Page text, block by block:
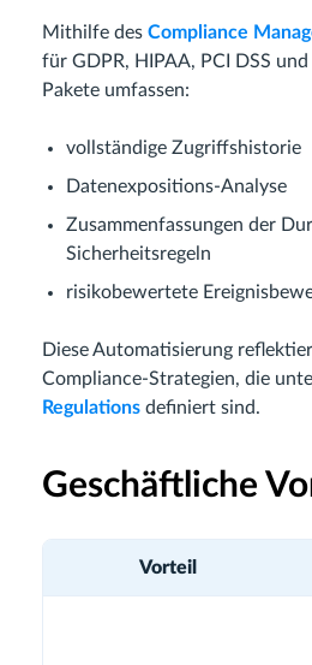
Mithilfe des Compliance
für GDPR, HIPAA, PCI DSS
Pakete umfassen:
vollständige Zugriffshistorie
Datenexpositions-Analyse
Zusammenfassungen der
Sicherheitsregeln
risikobewertete
Diese Automatisierung
Compliance-Strategien, die
Regulations definiert sind.
Geschäftliche
Vorteil